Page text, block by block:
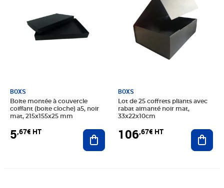
BOXS
Boite montée à couvercle
coiffant (boite cloche) a5, noir
mat, 215x155x25 mm
5,67€ HT Ajouter au panier
BOXS
Lot de 25 coffrets pliants avec
rabat aimanté noir mat,
33x22x10cm
106,67€ HT